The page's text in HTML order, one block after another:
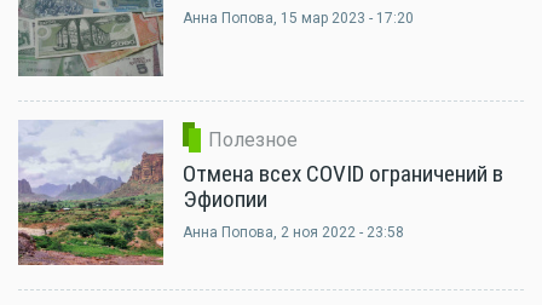
Анна Попова, 15 мар 2023 - 17:20
Полезное
Отмена всех COVID ограничений в
Эфиопии
Анна Попова, 2 ноя 2022 - 23:58